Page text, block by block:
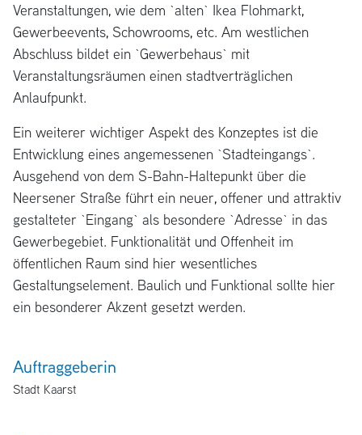
Veranstaltungen, wie dem `alten` Ikea Flohmarkt,
Gewerbeevents, Schowrooms, etc. Am westlichen
Abschluss bildet ein `Gewerbehaus` mit
Veranstaltungsräumen einen stadtverträglichen
Anlaufpunkt.
Ein weiterer wichtiger Aspekt des Konzeptes ist die
Entwicklung eines angemessenen `Stadteingangs`.
Ausgehend von dem S-Bahn-Haltepunkt über die
Neersener Straße führt ein neuer, offener und attraktiv
gestalteter `Eingang` als besondere `Adresse` in das
Gewerbegebiet. Funktionalität und Offenheit im
öffentlichen Raum sind hier wesentliches
Gestaltungselement. Baulich und Funktional sollte hier
ein besonderer Akzent gesetzt werden.
Auftraggeberin
Stadt Kaarst